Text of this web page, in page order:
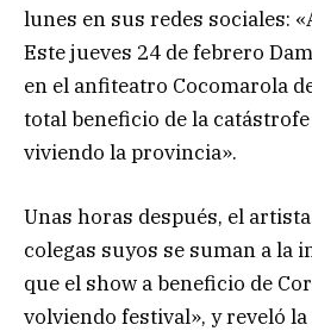
lunes en sus redes sociales:
Este jueves 24 de febrero
en el anfiteatro Cocomarola
total beneficio de la
viviendo la provincia».
Unas horas después, el
colegas suyos se suman a la
que el show a beneficio de
volviendo festival», y reveló